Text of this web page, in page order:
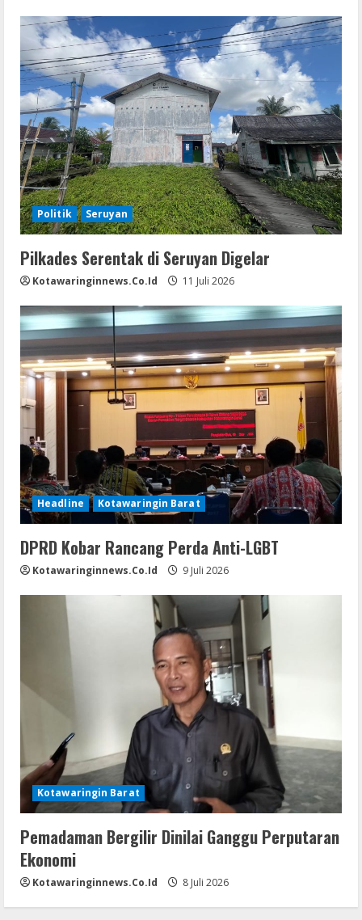
Politik Seruyan
Pilkades Serentak di Seruyan Digelar
Kotawaringinnews.co.id 11 Juli 2026
Headline Kotawaringin Barat
DPRD Kobar Rancang Perda Anti-LGBT
Kotawaringinnews.co.id 9 Juli 2026
Kotawaringin Barat
Pemadaman Bergilir Dinilai Ganggu Perputaran
Ekonomi
Kotawaringinnews.co.id 8 Juli 2026